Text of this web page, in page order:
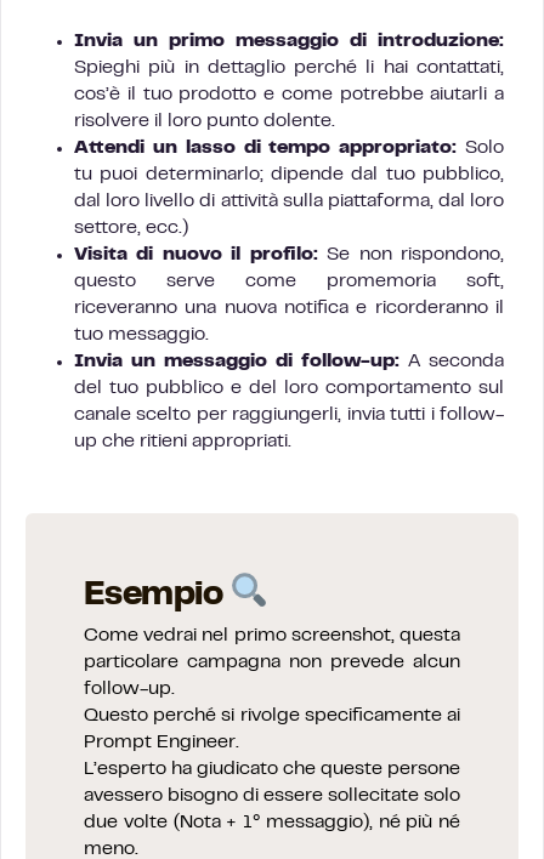
Invia un primo messaggio di introduzione:
Spieghi più in dettaglio perché li hai contattati,
cos’è il tuo prodotto e come potrebbe aiutarli a
risolvere il loro punto dolente.
Attendi un lasso di tempo appropriato: Solo
tu puoi determinarlo; dipende dal tuo pubblico,
dal loro livello di attività sulla piattaforma, dal loro
settore, ecc.)
Visita di nuovo il profilo:Se non rispondono,
questo serve come promemoria soft,
riceveranno una nuova notifica e ricorderanno il
tuo messaggio.
Invia un messaggio di follow-up: A seconda
del tuo pubblico e del loro comportamento sul
canale scelto per raggiungerli, invia tutti i follow-
up che ritieni appropriati.
Esempio
Come vedrai nel primo screenshot, questa
particolare campagna non prevede alcun
follow-up.
Questo perché si rivolge specificamente ai
Prompt Engineer.
L’esperto ha giudicato che queste persone
avessero bisogno di essere sollecitate solo
due volte (Nota + 1° messaggio), né più né
meno.